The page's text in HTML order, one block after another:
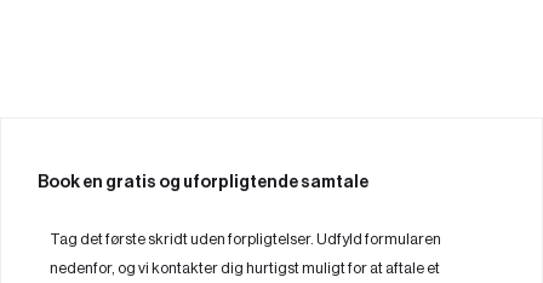
Book en gratis og uforpligtende samtale
Tag det første skridt uden forpligtelser. Udfyld formularen
nedenfor, og vi kontakter dig hurtigst muligt for at aftale et